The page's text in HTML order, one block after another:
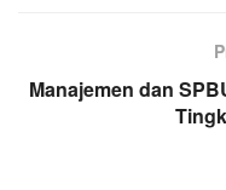
Manajemen dan